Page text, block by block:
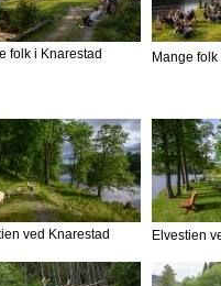
folk i Knarestad Mange
ved Knarestad Elvestien